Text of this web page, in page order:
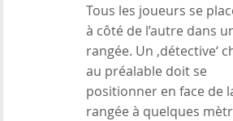
Tous les joueurs se
à côté de l’autre dans
rangée. Un ‚détective‘
au préalable doit se
positionner en face de
rangée à quelques